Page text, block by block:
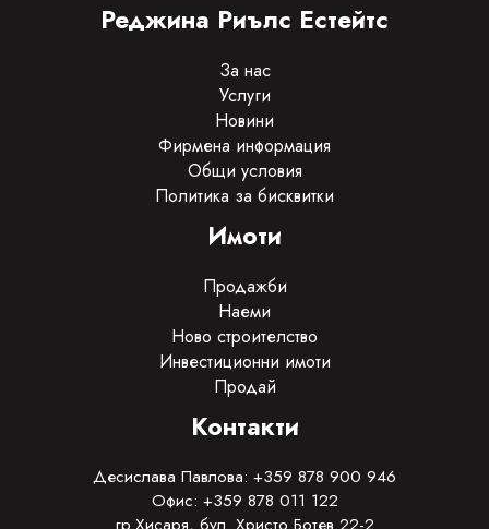
Реджина Риълс Естейтс
За нас
Услуги
Новини
Фирмена информация
Общи условия
Политика за бисквитки
Имоти
Продажби
Наеми
Ново строителство
Инвестиционни имоти
Продай
Контакти
Десислава Павлова: +359 878 900 946
Офис: +359 878 011 122